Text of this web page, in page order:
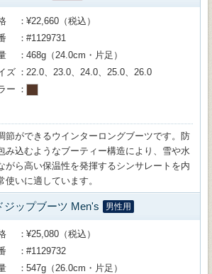
¥22,660（税込）
#1129731
468g（24.0cm・片足）
ズ
22.0、23.0、24.0、25.0、26.0
ー
節ができるウインターロングブーツです。防
み込むようなブーティー構造により、雪や水
がら高い保温性を発揮するシンサレートを内
いに適しています。
ジップブーツ Men's 男性用
¥25,080（税込）
#1129732
547g（26.0cm・片足）